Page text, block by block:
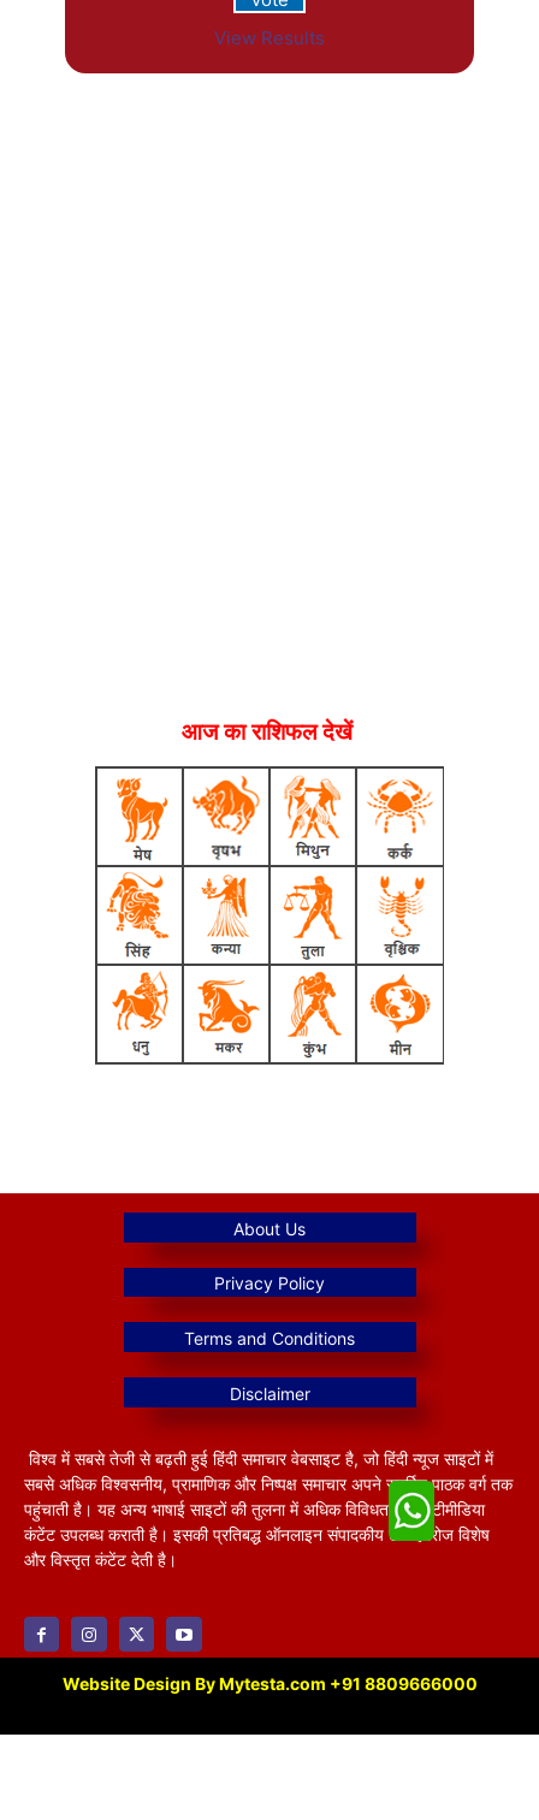
View Results
आज का राशिफल देखें
विश्व में सबसे तेजी से बढ़ती हुई हिंदी समाचार वेबसाइट है, जो हिंदी न्यूज साइटों में
सबसे अधिक विश्वसनीय, प्रामाणिक और निष्पक्ष समाचार अपने समर्पित पाठक वर्ग तक
पहुंचाती है। यह अन्य भाषाई साइटों की तुलना में अधिक विविधतापूर्ण मल्टीमीडिया
कंटेंट उपलब्ध कराती है। इसकी प्रतिबद्ध ऑनलाइन संपादकीय टीम हररोज विशेष
और विस्तृत कंटेंट देती है।
Website Design By Mytesta.com +91 8809666000